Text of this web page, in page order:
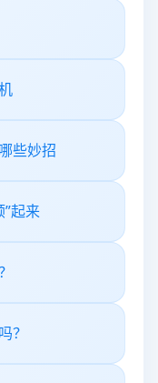
些妙招
起来
？